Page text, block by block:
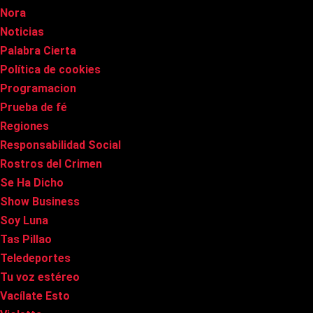
Nora
Noticias
Palabra Cierta
Política de cookies
Programacion
Prueba de fé
Regiones
Responsabilidad Social
Rostros del Crimen
Se Ha Dicho
Show Business
Soy Luna
Tas Pillao
Teledeportes
Tu voz estéreo
Vacílate Esto